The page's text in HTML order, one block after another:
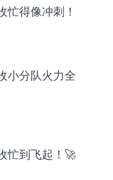
心，19台大型
，每天可以处理
忙得像冲刺！
小分队火力全
忙到飞起！🚀